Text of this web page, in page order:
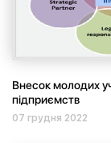
Внесок молодих
підприємств
07 грудня 2022